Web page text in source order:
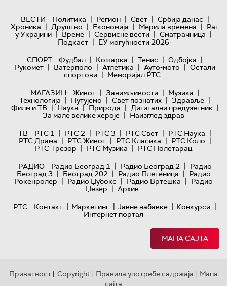
ВЕСТИ Политика | Регион | Свет | Србија данас |
Хроника | Друштво | Економија | Мерила времена | Рат
у Украјини | Време | Сервисне вести | Сматрачница |
Подкаст | ЕУ могућности 2026
СПОРТ
Фудбал | Кошарка | Тенис | Одбојка |
Рукомет | Ватерполо | Атлетика | Ауто-мото | Остали
спортови | Меморијал РТС
МАГАЗИН
Живот | Занимљивости | Музика |
Технологијa | Путујемо | Свет познатих | Здравље |
Филм и ТВ | Наука | Природа | Дигитални предузетник |
За мале велике хероје | Наизглед здрав
ТВ
РТС 1 | РТС 2 | РТС 3 | РТС Свет | РТС Наука |
РТС Драма | РТС Живот | РТС Класика | РТС Коло |
РТС Трезор | РТС Музика | РТС Полетарац
РАДИО
Радио Београд 1 | Радио Београд 2 | Радио
Београд 3 | Београд 202 | Радио Плетеница | Радио
Рокенролер | Радио Џубокс | Радио Вртешка | Радио
Џезер | Архив
РТС
Контакт | Маркетинг | Јавне набавке | Конкурси |
Интернет портал
МАПА САЈТА
Приватност | Copyright | Правила употребе садржаја | Мапа
сајта